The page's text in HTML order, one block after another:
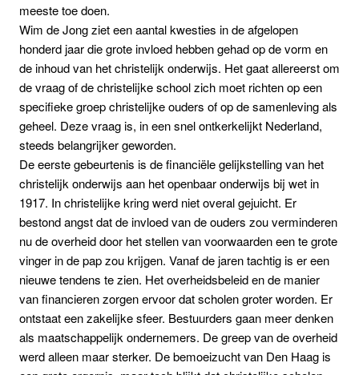
meeste toe doen.
Wim de Jong ziet een aantal kwesties in de afgelopen
honderd jaar die grote invloed hebben gehad op de vorm en
de inhoud van het christelijk onderwijs. Het gaat allereerst om
de vraag of de christelijke school zich moet richten op een
specifieke groep christelijke ouders of op de samenleving als
geheel. Deze vraag is, in een snel ontkerkelijkt Nederland,
steeds belangrijker geworden.
De eerste gebeurtenis is de financiële gelijkstelling van het
christelijk onderwijs aan het openbaar onderwijs bij wet in
1917. In christelijke kring werd niet overal gejuicht. Er
bestond angst dat de invloed van de ouders zou verminderen
nu de overheid door het stellen van voorwaarden een te grote
vinger in de pap zou krijgen. Vanaf de jaren tachtig is er een
nieuwe tendens te zien. Het overheidsbeleid en de manier
van financieren zorgen ervoor dat scholen groter worden. Er
ontstaat een zakelijke sfeer. Bestuurders gaan meer denken
als maatschappelijk ondernemers. De greep van de overheid
werd alleen maar sterker. De bemoeizucht van Den Haag is